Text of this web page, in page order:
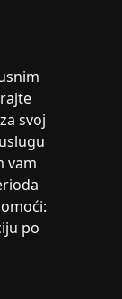
svoj
vam
po